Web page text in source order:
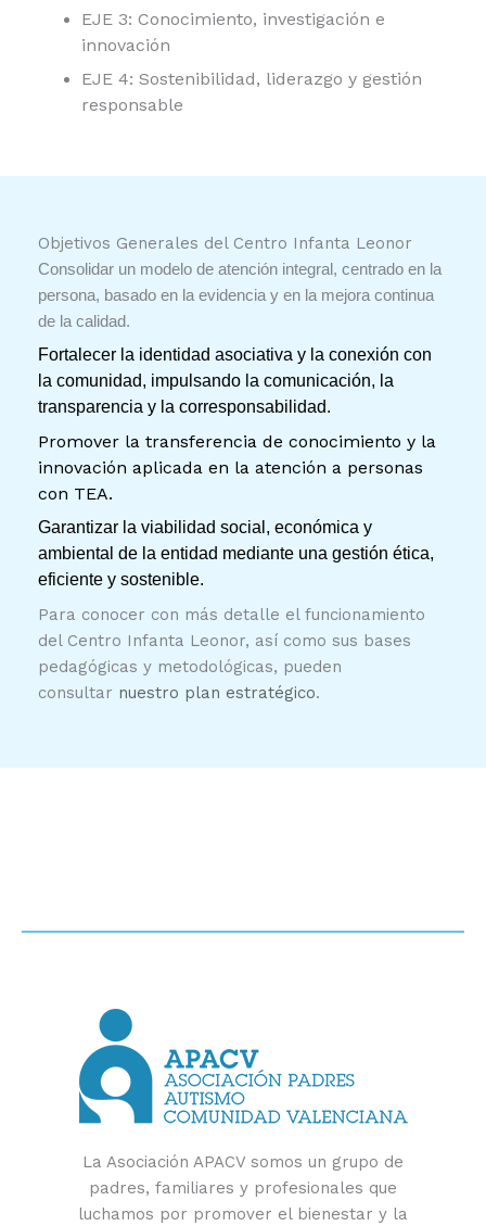
EJE 3: Conocimiento, investigación e
innovación
EJE 4: Sostenibilidad, liderazgo y gestión
responsable
Objetivos Generales del Centro Infanta Leonor
Consolidar un modelo de atención integral, centrado en la
persona, basado en la evidencia y en la mejora continua
de la calidad.
Fortalecer la identidad asociativa y la conexión con
la comunidad, impulsando la comunicación, la
transparencia y la corresponsabilidad.
Promover la transferencia de conocimiento y la
innovación aplicada en la atención a personas
con TEA.
Garantizar la viabilidad social, económica y
ambiental de la entidad mediante una gestión ética,
eficiente y sostenible.
Para conocer con más detalle el funcionamiento
del Centro Infanta Leonor, así como sus bases
pedagógicas y metodológicas, pueden
consultar nuestro plan estratégico.
La Asociación APACV somos un grupo de
padres, familiares y profesionales que
luchamos por promover el bienestar y la